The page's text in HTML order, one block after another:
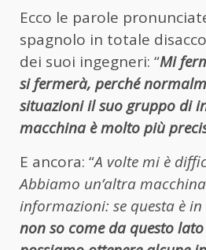
Ecco le parole
spagnolo in totale
dei suoi ingegneri: “Mi
si fermerà, perché
situazioni il suo gruppo di
macchina è molto più
E ancora: “A volte mi è
Abbiamo un’altra
informazioni: se questa è in
non so come da questo